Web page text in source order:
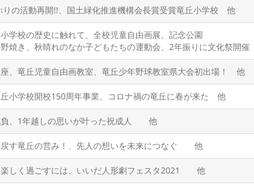
りの活動再開!!、国土緑化推進機構会長賞受賞竜丘小学校 他
学校の歴史に触れて、全校児童自由画展、記念公園
焼き、秋晴れのなか子どもたちの運動会、2年振りに文化祭開
、竜丘児童自由画教室、竜丘少年野球教室県大会初出場！ 他
小学校開校150周年事業、コロナ禍の竜丘に春が来た 他
負、1年越しの思いが叶った祝成人 他
戻す竜丘の営み！、先人の想いを未来につなぐ 他
楽しく過ごすには、いいだ人形劇フェスタ2021 他